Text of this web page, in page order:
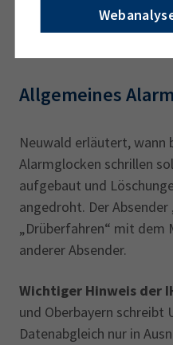
vermeiden. Diese
Absender variieren.
Allgemeines
Neuwald erläutert, wann
Alarmglocken schrillen
aufgebaut und
angedroht. Der
„Drüberfahren“ mit dem
anderer Absender.
Wichtiger Hinweis der
und Oberbayern schreibt
Datenabgleich nur in